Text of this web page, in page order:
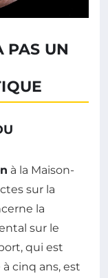
PAS UN
à la Maison-
sur la
la
sur le
qui est
cinq ans, est